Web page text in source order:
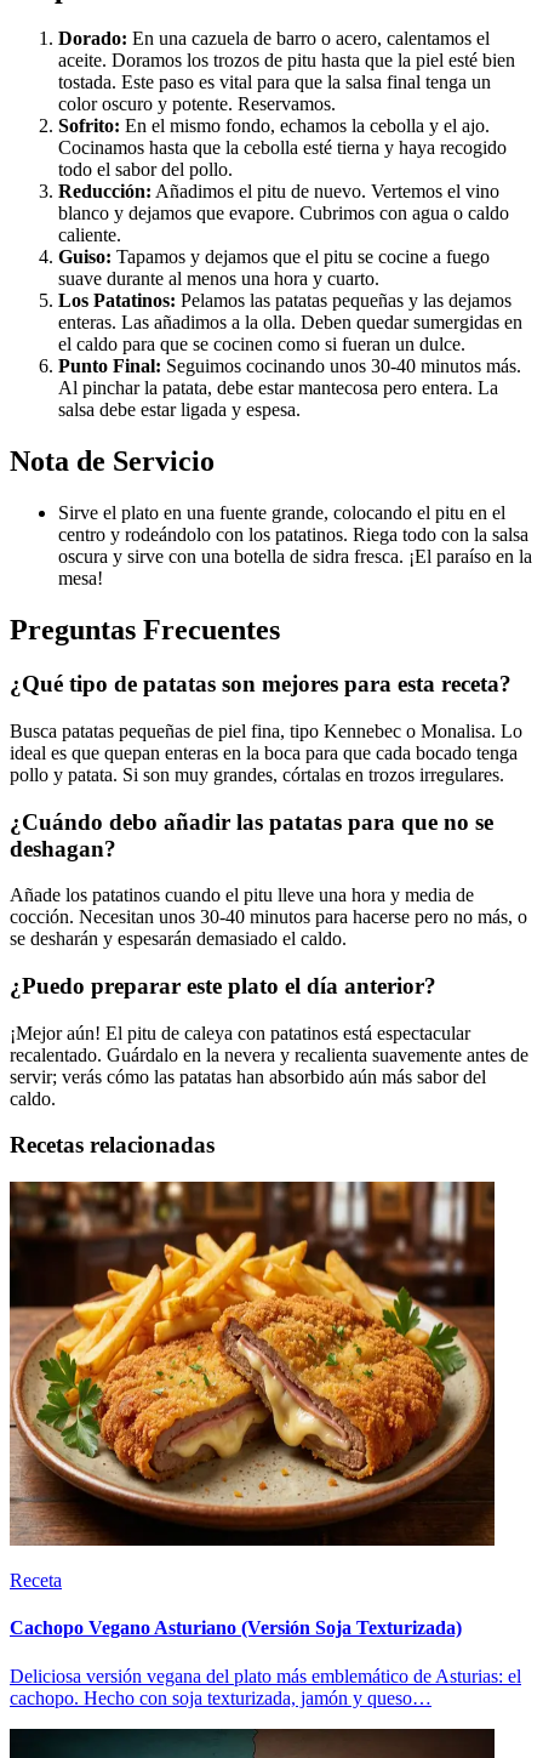
Dorado: En una cazuela de barro o acero, calentamos el
aceite. Doramos los trozos de pitu hasta que la piel esté bien
tostada. Este paso es vital para que la salsa final tenga un
color oscuro y potente. Reservamos.
Sofrito: En el mismo fondo, echamos la cebolla y el ajo.
Cocinamos hasta que la cebolla esté tierna y haya recogido
todo el sabor del pollo.
Reducción: Añadimos el pitu de nuevo. Vertemos el vino
blanco y dejamos que evapore. Cubrimos con agua o caldo
caliente.
Guiso: Tapamos y dejamos que el pitu se cocine a fuego
suave durante al menos una hora y cuarto.
Los Patatinos: Pelamos las patatas pequeñas y las dejamos
enteras. Las añadimos a la olla. Deben quedar sumergidas en
el caldo para que se cocinen como si fueran un dulce.
Punto Final: Seguimos cocinando unos 30-40 minutos más.
Al pinchar la patata, debe estar mantecosa pero entera. La
salsa debe estar ligada y espesa.
Nota de Servicio
Sirve el plato en una fuente grande, colocando el pitu en el
centro y rodeándolo con los patatinos. Riega todo con la salsa
oscura y sirve con una botella de sidra fresca. ¡El paraíso en la
mesa!
Preguntas Frecuentes
¿Qué tipo de patatas son mejores para esta receta?
Busca patatas pequeñas de piel fina, tipo Kennebec o Monalisa. Lo
ideal es que quepan enteras en la boca para que cada bocado tenga
pollo y patata. Si son muy grandes, córtalas en trozos irregulares.
¿Cuándo debo añadir las patatas para que no se
deshagan?
Añade los patatinos cuando el pitu lleve una hora y media de
cocción. Necesitan unos 30-40 minutos para hacerse pero no más, o
se desharán y espesarán demasiado el caldo.
¿Puedo preparar este plato el día anterior?
¡Mejor aún! El pitu de caleya con patatinos está espectacular
recalentado. Guárdalo en la nevera y recalienta suavemente antes de
servir; verás cómo las patatas han absorbido aún más sabor del
caldo.
Recetas relacionadas
Receta
Cachopo Vegano Asturiano (Versión Soja Texturizada)
Deliciosa versión vegana del plato más emblemático de Asturias: el
cachopo. Hecho con soja texturizada, jamón y queso…